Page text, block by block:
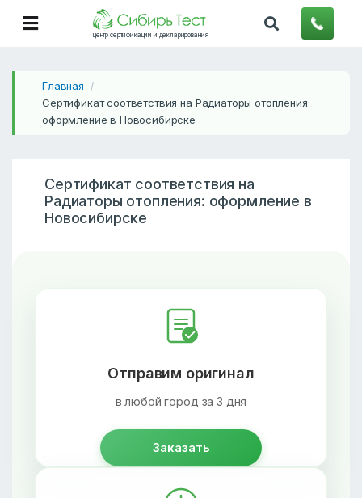
центр сертификации и декларирования
Главная /
Сертификат соответствия на Радиаторы отопления:
оформление в Новосибирске
Сертификат соответствия на
Радиаторы отопления: оформление в
Новосибирске
Отправим оригинал
в любой город за 3 дня
Заказать